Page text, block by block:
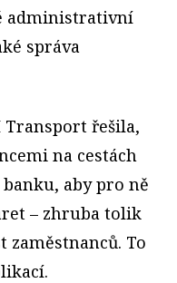
administrativní
správa
Transport řešila,
na cestách
aby pro ně
– zhruba tolik
To